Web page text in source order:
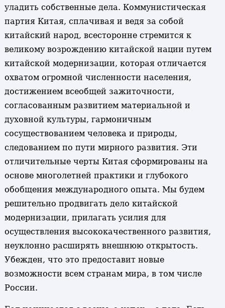
уладить собственные дела. Коммунистическая
партия Китая, сплачивая и ведя за собой
китайский народ, всесторонне стремится к
великому возрождению китайской нации путем
китайской модернизации, которая отличается
охватом огромной численности населения,
достижением всеобщей зажиточности,
согласованным развитием материальной и
духовной культуры, гармоничным
сосуществованием человека и природы,
следованием по пути мирного развития. Эти
отличительные черты Китая сформированы на
основе многолетней практики и глубокого
обобщения международного опыта. Мы будем
решительно продвигать дело китайской
модернизации, прилагать усилия для
осуществления высококачественного развития,
неуклонно расширять внешнюю открытость.
Убежден, что это предоставит новые
возможности всем странам мира, в том числе
России.